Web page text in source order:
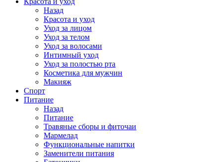
Назад
Красота и уход
Уход за лицом
Уход за телом
Уход за волосами
Интимный уход
Уход за полостью рта
Косметика для мужчин
Макияж
Спорт
Питание
Назад
Питание
Травяные сборы и фиточаи
Мармелад
Функциональные напитки
Заменители питания